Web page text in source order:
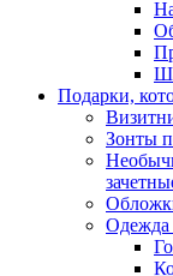
Подарки,
Зонты
Одежда